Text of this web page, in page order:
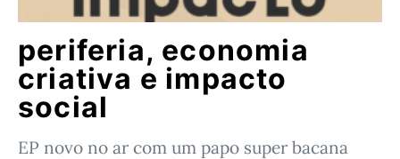
periferia, economia
criativa e impacto
social
EP novo no ar com um papo super bacana